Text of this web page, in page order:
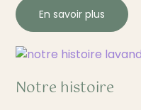
En savoir plus
Notre histoire